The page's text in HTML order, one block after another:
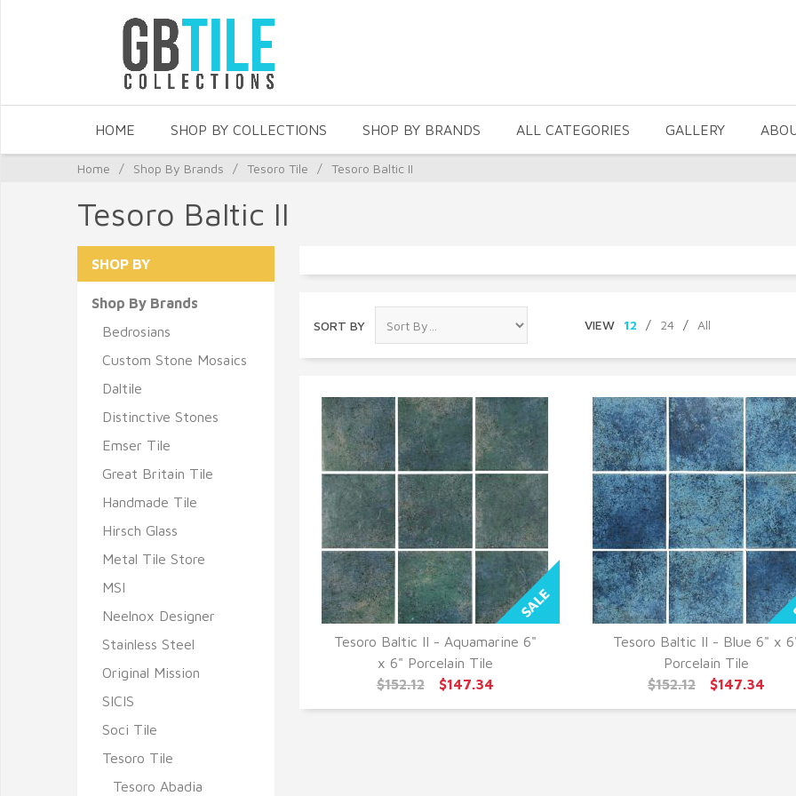
HOME SHOP BY COLLECTIONS SHOP BY BRANDS ALL CATEGORIES GALLERY
Home / Shop By Brands / Tesoro Tile / Tesoro Baltic II
Tesoro Baltic II
SORT BY VIEW 12 / 24 / All
QUICK VIEW
Tesoro Baltic II - Aquamarine 6"
x 6" Porcelain Tile
$152.12
$147.34
QUICK VIEW
Tesoro Baltic II - Blue 6" x
Porcelain Tile
$152.12
$147.34
SHOP BY
Shop By Brands
Bedrosians
Custom Stone Mosaics
Daltile
Distinctive Stones
Emser Tile
Great Britain Tile
Handmade Tile
Hirsch Glass
Metal Tile Store
MSI
Neelnox Designer
Stainless Steel
Original Mission
SICIS
Soci Tile
Tesoro Tile
Tesoro Abadia